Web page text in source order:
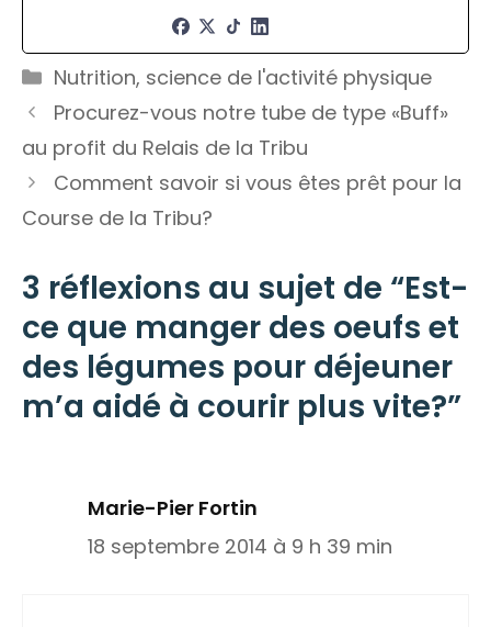
Catégories
Nutrition, science de l'activité physique
Procurez-vous notre tube de type «Buff»
au profit du Relais de la Tribu
Comment savoir si vous êtes prêt pour la
Course de la Tribu?
3 réflexions au sujet de “Est-
ce que manger des oeufs et
des légumes pour déjeuner
m’a aidé à courir plus vite?”
Marie-Pier Fortin
18 septembre 2014 à 9 h 39 min